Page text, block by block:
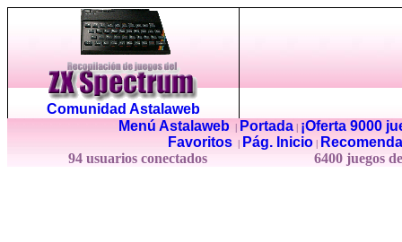
Comunidad Astalaweb
Menú Astalaweb| Portada|
¡Oferta 9000
Favoritos
Pág. Inicio
94 usuarios conectados
6400 juegos